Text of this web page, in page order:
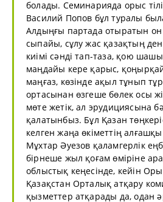
болады. Семинарияда орыс
Василий Попов бұл туралы
Алдыңғы партада отыратын он
сыпайы, сұлу жас қазақтың
киімі сәнді тап-таза, қою
маңдайы кере қарыс,
маңғаз, көзінде ақыл тұнып
ортасынан өзгеше бөлек осы
мөте жетік, ал эрудициясына
қалатынбыз. Бұл Қазан
келген жаңа өкіметтің
Мұхтар Әуезов қаламгерлік
бірнеше жыл қоғам өміріне
облыстық кеңесінде, кейін
Қазақстан Орталық атқару
қызметтер атқарады да, одан